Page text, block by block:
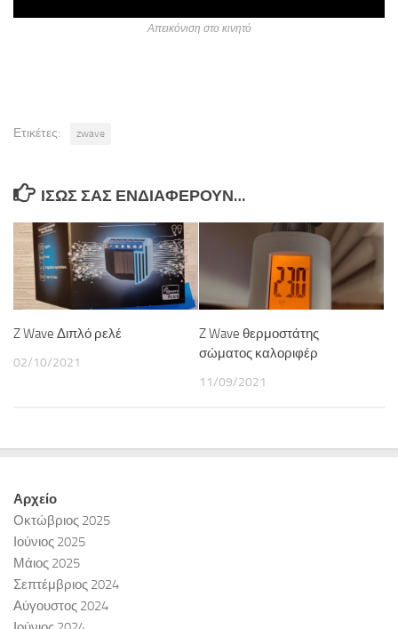
Απεικόνιση στο κινητό
Ετικέτες: zwave
ΊΣΩΣ ΣΑΣ ΕΝΔΙΑΦΈΡΟΥΝ…
Z Wave Διπλό ρελέ
02/10/2021
Z Wave θερμοστάτης
σώματος καλοριφέρ
11/09/2021
Αρχείο
Οκτώβριος 2025
Ιούνιος 2025
Μάιος 2025
Σεπτέμβριος 2024
Αύγουστος 2024